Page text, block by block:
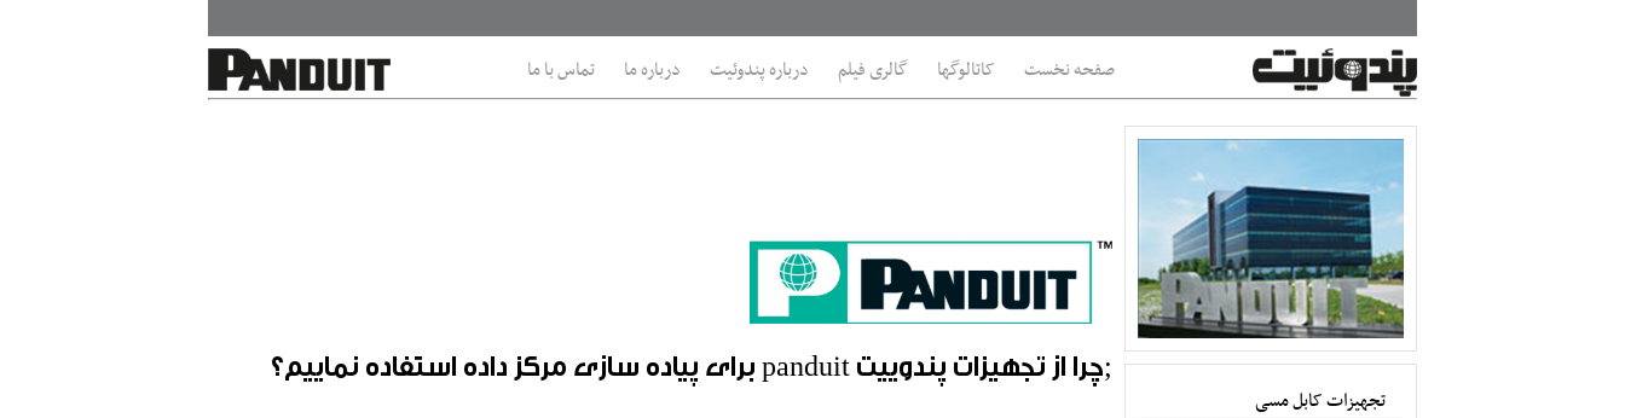
صفحه نخست کاتالوگها گالری فيلم درباره پندوئیت درباره ما تماس با ما
تجهیزات کابل مسی
;چرا از تجهيزات پندوییت panduit برای پياده سازی مرکز داده استفاده نماييم؟